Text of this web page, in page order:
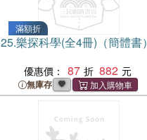
滿額折
25.樂探科學(全4冊)（簡體書）
優惠價： 87 882
無庫存